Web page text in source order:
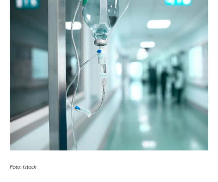
Foto: Istock